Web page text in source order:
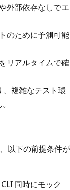
外部依存なしでエ
のために予測可能
リアルタイムで確
、複雑なテスト環
以下の前提条件が
同時にモック